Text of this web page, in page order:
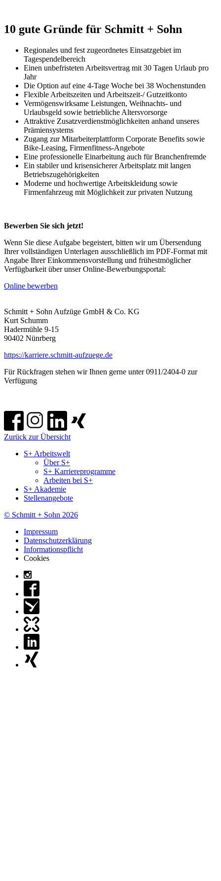
10 gute Gründe für Schmitt + Sohn
Regionales und fest zugeordnetes Einsatzgebiet im
Tagespendelbereich
Einen unbefristeten Arbeitsvertrag mit 30 Tagen Urlaub pro
Jahr
Die Option auf eine 4-Tage Woche bei 38 Wochenstunden
Flexible Arbeitszeiten und Arbeitszeit-/ Gutzeitkonto
Vermögenswirksame Leistungen, Weihnachts- und
Urlaubsgeld sowie betriebliche Altersvorsorge
Attraktive Zusatzverdienstmöglichkeiten anhand unseres
Prämiensystems
Zugang zur Mitarbeiterplattform Corporate Benefits sowie
Bike-Leasing, Firmenfitness-Angebote
Eine professionelle Einarbeitung auch für Branchenfremde
Ein stabiler und krisensicherer Arbeitsplatz mit langen
Betriebszugehörigkeiten
Moderne und hochwertige Arbeitskleidung sowie
Firmenfahrzeug mit Möglichkeit zur privaten Nutzung
Bewerben Sie sich jetzt!
Wenn Sie diese Aufgabe begeistert, bitten wir um Übersendung
Ihrer vollständigen Unterlagen ausschließlich im PDF-Format mit
Angabe Ihrer Einkommensvorstellung und frühestmöglicher
Verfügbarkeit über unser Online-Bewerbungsportal:
Online bewerben
Schmitt + Sohn Aufzüge GmbH & Co. KG
Kurt Schumm
Hadermühle 9-15
90402 Nünrberg
https://karriere.schmitt-aufzuege.de
Für Rückfragen stehen wir Ihnen gerne unter 0911/2404-0 zur
Verfügung
Zurück zur Übersicht
S+ Arbeitswelt
Über S+
S+ Karriereprogramme
Arbeiten bei S+
S+ Akademie
Stellenangebote
© Schmitt + Sohn 2026
Impressum
Datenschutzerklärung
Informationspflicht
Cookies